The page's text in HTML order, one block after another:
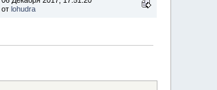
отlohudra